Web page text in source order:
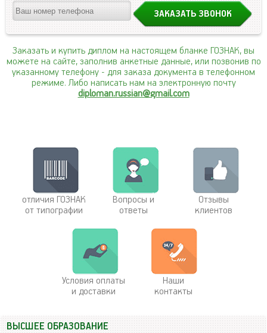
Заказать и купить диплом на настоящем бланке ГОЗНАК, вы
можете на сайте, заполнив анкетные данные, или позвонив по
указанному телефону - для заказа документа в телефонном
режиме. Либо написать нам на электронную почту
diploman.russian@gmail.com
отличия ГОЗНАК
от типографии
Вопросы и
ответы
Отзывы
клиентов
Условия оплаты
и доставки
Наши
контакты
ВЫСШЕЕ ОБРАЗОВАНИЕ